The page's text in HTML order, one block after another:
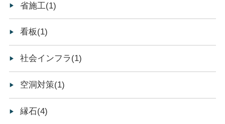
省施工(1)
看板(1)
社会インフラ(1)
空洞対策(1)
縁石(4)